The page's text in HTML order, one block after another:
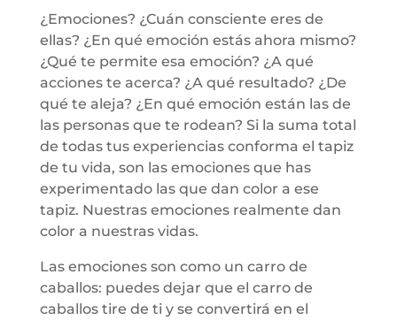
¿Emociones? ¿Cuán consciente eres de
ellas? ¿En qué emoción estás ahora mismo?
¿Qué te permite esa emoción? ¿A qué
acciones te acerca? ¿A qué resultado? ¿De
qué te aleja? ¿En qué emoción están las de
las personas que te rodean? Si la suma total
de todas tus experiencias conforma el tapiz
de tu vida, son las emociones que has
experimentado las que dan color a ese
tapiz. Nuestras emociones realmente dan
color a nuestras vidas.
Las emociones son como un carro de
caballos: puedes dejar que el carro de
caballos tire de ti y se convertirá en el